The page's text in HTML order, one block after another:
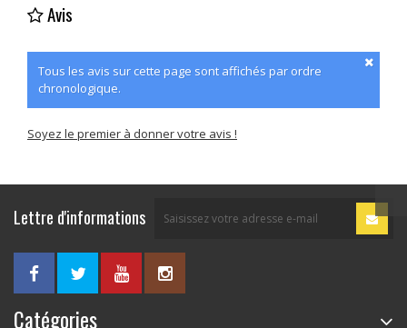
Avis
Tous les avis sur cette page sont affichés par ordre
chronologique.
Soyez le premier à donner votre avis !
Lettre d'informations
Catégories